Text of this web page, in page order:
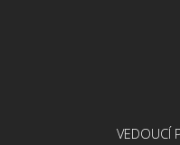
VEDOUCÍ